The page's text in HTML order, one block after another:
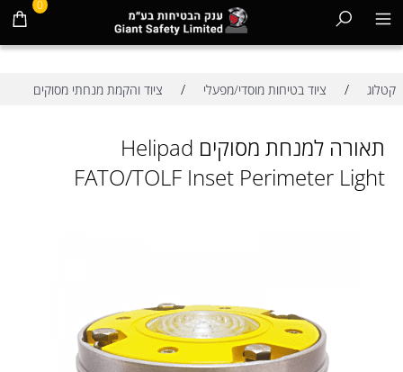
0
קטלוג / ציוד בטיחות מוסדי/מפעלי / ציוד והקמת מנחתי מסוקים
תאורה למנחת מסוקים Helipad
FATO/TOLF Inset Perimeter Light